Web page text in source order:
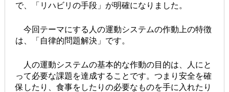
で、「リハビリの手段」が明確になりました。
今回テーマにする人の運動システムの作動上の特徴
は、「自律的問題解決」です。
人の運動システムの基本的な作動の目的は、人にと
って必要な課題を達成することです。つまり安全を確
保したり、食事をしたりの必要なものを手に入れたり